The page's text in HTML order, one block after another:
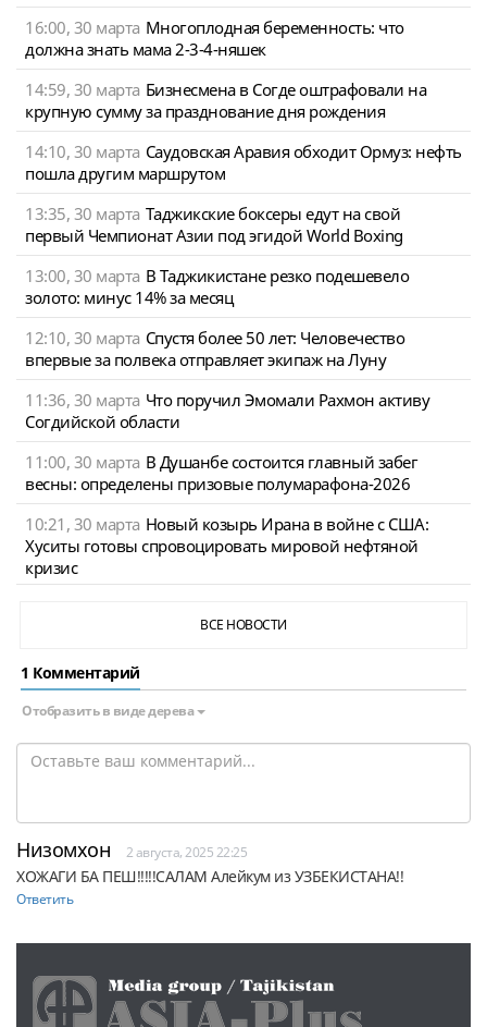
16:00, 30 марта Многоплодная беременность: что
должна знать мама 2-3-4-няшек
14:59, 30 марта Бизнесмена в Согде оштрафовали на
крупную сумму за празднование дня рождения
14:10, 30 марта Саудовская Аравия обходит Ормуз: нефть
пошла другим маршрутом
13:35, 30 марта Таджикские боксеры едут на свой
первый Чемпионат Азии под эгидой World Boxing
13:00, 30 марта В Таджикистане резко подешевело
золото: минус 14% за месяц
12:10, 30 марта Спустя более 50 лет: Человечество
впервые за полвека отправляет экипаж на Луну
11:36, 30 марта Что поручил Эмомали Рахмон активу
Согдийской области
11:00, 30 марта В Душанбе состоится главный забег
весны: определены призовые полумарафона-2026
10:21, 30 марта Новый козырь Ирана в войне с США:
Хуситы готовы спровоцировать мировой нефтяной
кризис
ВСЕ НОВОСТИ
1 Комментарий
Отобразить в виде дерева
Низомхон 2 августа, 2025 22:25
ХОЖАГИ БА ПЕШ!!!!!САЛАМ Алейкум из УЗБЕКИСТАНА!!
Ответить